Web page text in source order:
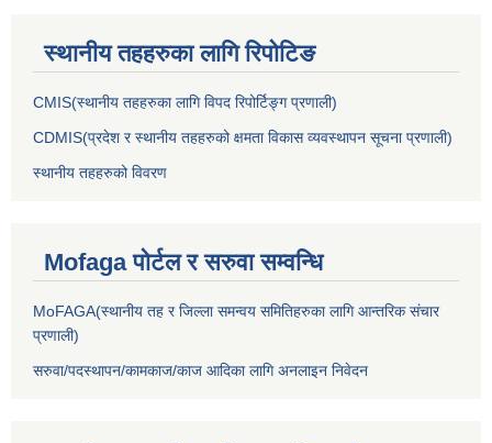
स्थानीय तहहरुका लागि रिपोटिङ
CMIS(स्थानीय तहहरुका लागि विपद रिपोर्टिङ्ग प्रणाली)
CDMIS(प्रदेश र स्थानीय तहहरुको क्षमता विकास व्यवस्थापन सूचना प्रणाली)
स्थानीय तहहरुको विवरण
Mofaga पोर्टल र सरुवा सम्वन्धि
MoFAGA(स्थानीय तह र जिल्ला समन्वय समितिहरुका लागि आन्तरिक संचार
प्रणाली)
सरुवा/पदस्थापन/कामकाज/काज आदिका लागि अनलाइन निवेदन